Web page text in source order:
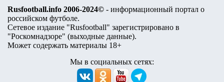
Rusfootball.info 2006-2024© - информационный портал о
российском футболе.
Сетевое издание "Rusfootball" зарегистрировано в
"Роскомнадзоре" (выходные данные).
Может содержать материалы 18+
Мы в социальных сетях: